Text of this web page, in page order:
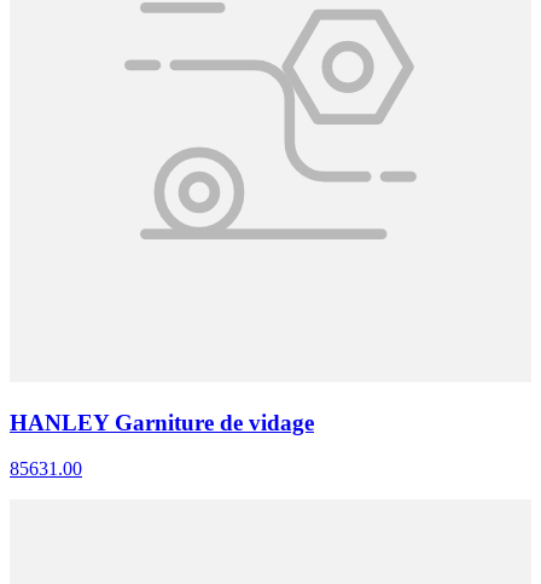
HANLEY Garniture de vidage
85631.00